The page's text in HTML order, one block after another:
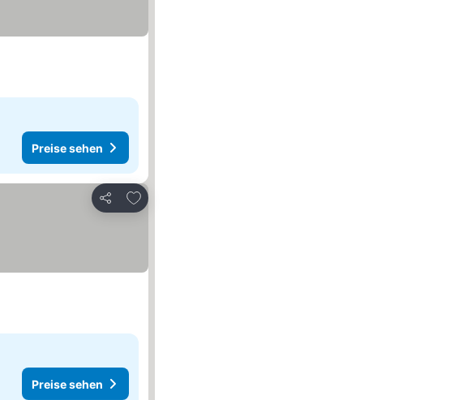
Preise sehen
Teilen
Zu Favoriten hinzufügen
Preise sehen